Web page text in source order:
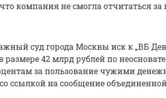
компания не смогла отчитаться за
суд города Москвы иск к „ВБ
42 млрд рублей по
за пользование чужими
ссылкой на сообщение